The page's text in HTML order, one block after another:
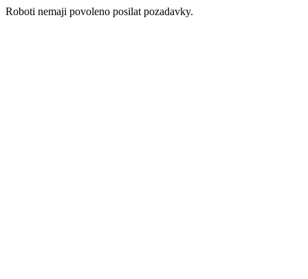
Roboti nemaji povoleno posilat pozadavky.